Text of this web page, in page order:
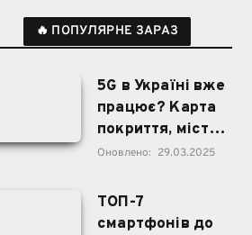
🔥 ПОПУЛЯРНЕ ЗАРАЗ
5G в Україні вже
працює? Карта
покриття, міста,
дата запуску
Оновлено: 29.03.2025
ТОП-7
смартфонів до